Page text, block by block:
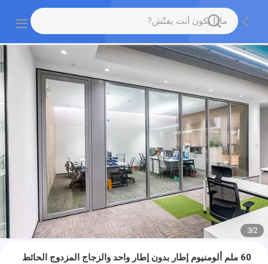
2
/
3
60 ملم ألومنيوم إطار بدون إطار واحد والزجاج المزدوج الحائط